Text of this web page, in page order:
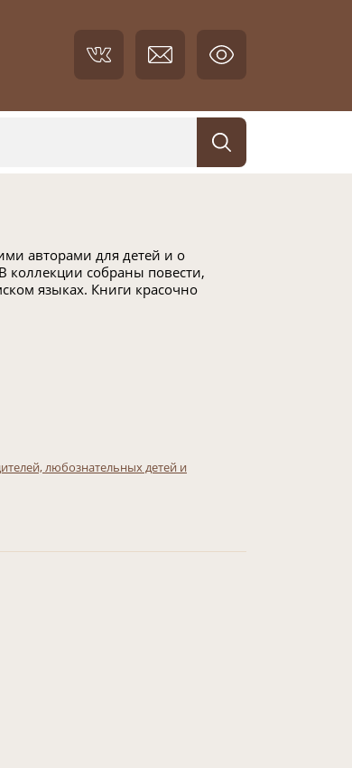
авторами для детей и о
коллекции собраны повести,
языках. Книги красочно
любознательных детей и